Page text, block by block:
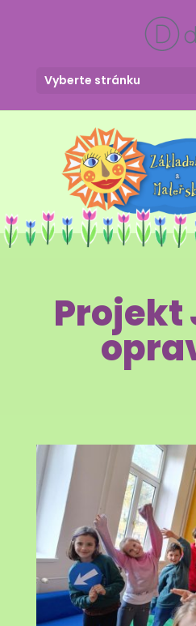
Vyberte stránku
Projekt